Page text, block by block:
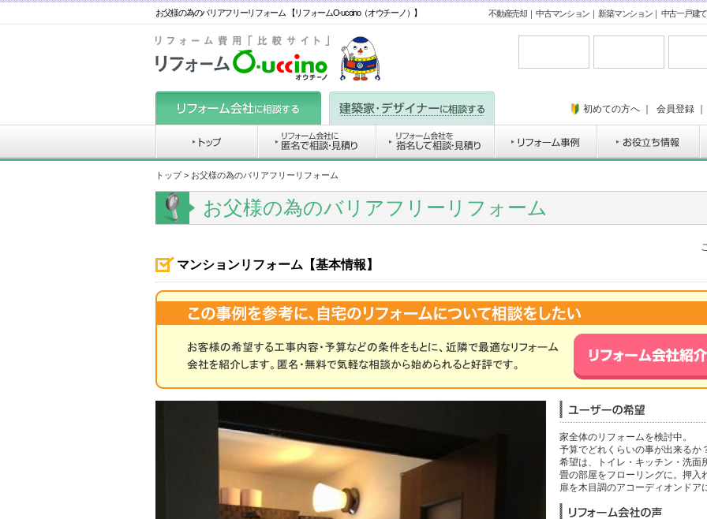
お父様の為のバリアフリーリフォーム 【リフォームO-uccino（オウチーノ）】 不動産売却｜ 中古マンション ｜ 新築マンション｜ 中古一戸建て
初めての方へ 会員登録
トップ> お父様の為のバリアフリーリフォーム
お父様の為のバリアフリーリフォーム
マンションリフォーム【基本情報】
家全体のリフォームを検討中。
予算でどれくらいの事が出来るか
希望は、トイレ・キッチン・洗面
畳の部屋をフローリングに。押入
扉を木目調のアコーディオンドア